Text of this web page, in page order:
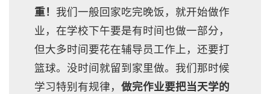
重！ 我们一般回家吃完晚饭，就开始做作
业，在学校下午要是有时间也做一部分，
但大多时间要花在辅导员工作上，还要打
篮球。没时间就留到家里做。我们那时候
学习特别有规律， 做完作业要把当天学的